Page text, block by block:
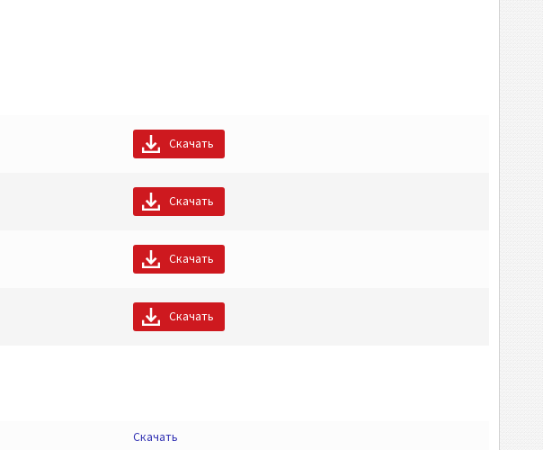
Скачать
Скачать
Скачать
Скачать
Скачать